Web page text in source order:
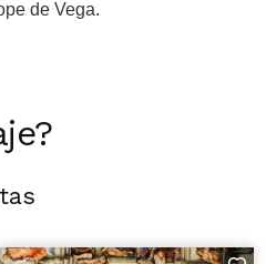
de Vega.